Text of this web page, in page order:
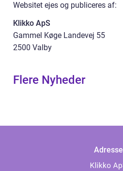
Websitet ejes og publiceres af:
Klikko ApS
Gammel Køge Landevej 55
2500 Valby
Flere Nyheder
Adresse